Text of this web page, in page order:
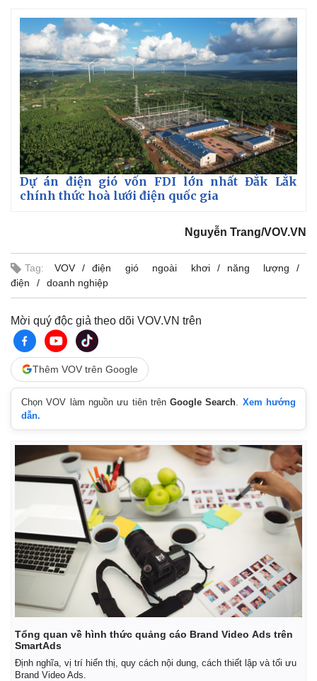
Vụ án
Tin nóng
Tư vấn luật
Quân sự - Quốc phòng
Vũ khí
Việt Nam
Phân tích
Dự án điện gió vốn FDI lớn nhất Đắk Lắk
chính thức hoà lưới điện quốc gia
Nguyễn Trang/VOV.VN
Tag: VOV điện gió ngoài khơi
năng lượng
điện
doanh nghiệp
Mời quý độc giả theo dõi VOV.VN trên
Thêm VOV trên Google
Chọn VOV làm nguồn ưu tiên trênGoogle Search
Xem hướng
dẫn.
Tổng quan về hình thức quảng cáo Brand Video Ads trên
SmartAds
Định nghĩa, vị trí hiển thị, quy cách nội dung, cách thiết lập và tối ưu
Brand Video Ads.